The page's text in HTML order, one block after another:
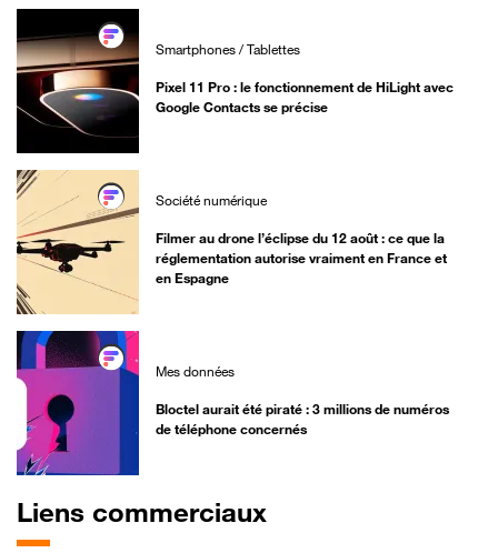
Smartphones / Tablettes
Pixel 11 Pro : le fonctionnement de HiLight avec
Google Contacts se précise
Société numérique
Filmer au drone l’éclipse du 12 août : ce que la
réglementation autorise vraiment en France et
en Espagne
Mes données
Bloctel aurait été piraté : 3 millions de numéros
de téléphone concernés
Liens commerciaux